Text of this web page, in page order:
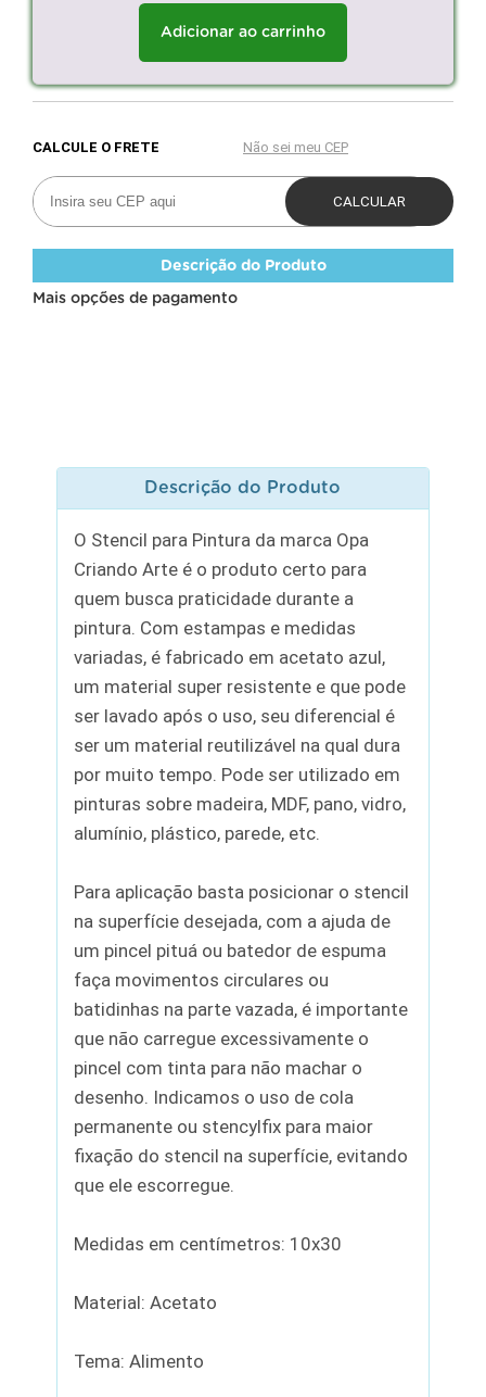
Adicionar ao carrinho
Descrição do Produto
Mais opções de pagamento
Descrição do Produto
O Stencil para Pintura da marca Opa
Criando Arte é o produto certo para
quem busca praticidade durante a
pintura. Com estampas e medidas
variadas, é fabricado em acetato azul,
um material super resistente e que pode
ser lavado após o uso, seu diferencial é
ser um material reutilizável na qual dura
por muito tempo. Pode ser utilizado em
pinturas sobre madeira, MDF, pano, vidro,
alumínio, plástico, parede, etc.
Para aplicação basta posicionar o stencil
na superfície desejada, com a ajuda de
um pincel pituá ou batedor de espuma
faça movimentos circulares ou
batidinhas na parte vazada, é importante
que não carregue excessivamente o
pincel com tinta para não machar o
desenho. Indicamos o uso de cola
permanente ou stencylfix para maior
fixação do stencil na superfície, evitando
que ele escorregue.
Medidas em centímetros: 10x30
Material: Acetato
Tema: Alimento